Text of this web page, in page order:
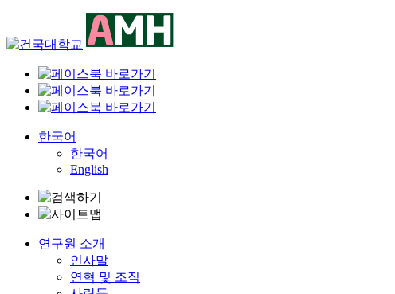
content
한국어
한국어
English
연구원 소개
인사말
연혁 및 조직